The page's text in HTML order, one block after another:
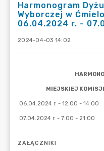
Harmonogram
Wyborczej w
06.04.2024 r. -
2024-04-03 14:02
ZAŁĄCZNIKI